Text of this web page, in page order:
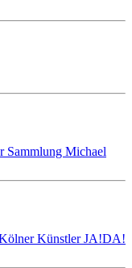
Sammlung Michael
Künstler JA!DA!